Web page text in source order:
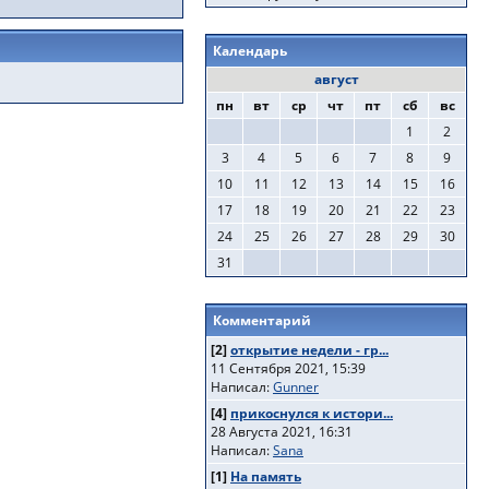
Календарь
август
пн
вт ср чт пт сб
вс
1
2
3
4 5 6 7 8
9
10
11 12 13 14 15
16
17
18 19 20 21 22
23
24
25 26 27 28 29
30
31
Комментарий
[2]открытие недели - гр...
11 Сентября 2021, 15:39
Написал:Gunner
[4] прикоснулся к истори...
28 Августа 2021, 16:31
Написал:Sana
[1] На память